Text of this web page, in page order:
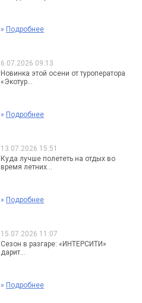
» Подробнее
6.07.2026 09:13
Новинка этой осени от туроператора
«Экотур...
» Подробнее
13.07.2026 15:51
Куда лучше полететь на отдых во
время летних...
» Подробнее
15.07.2026 11:07
Сезон в разгаре: «ИНТЕРСИТИ»
дарит...
» Подробнее